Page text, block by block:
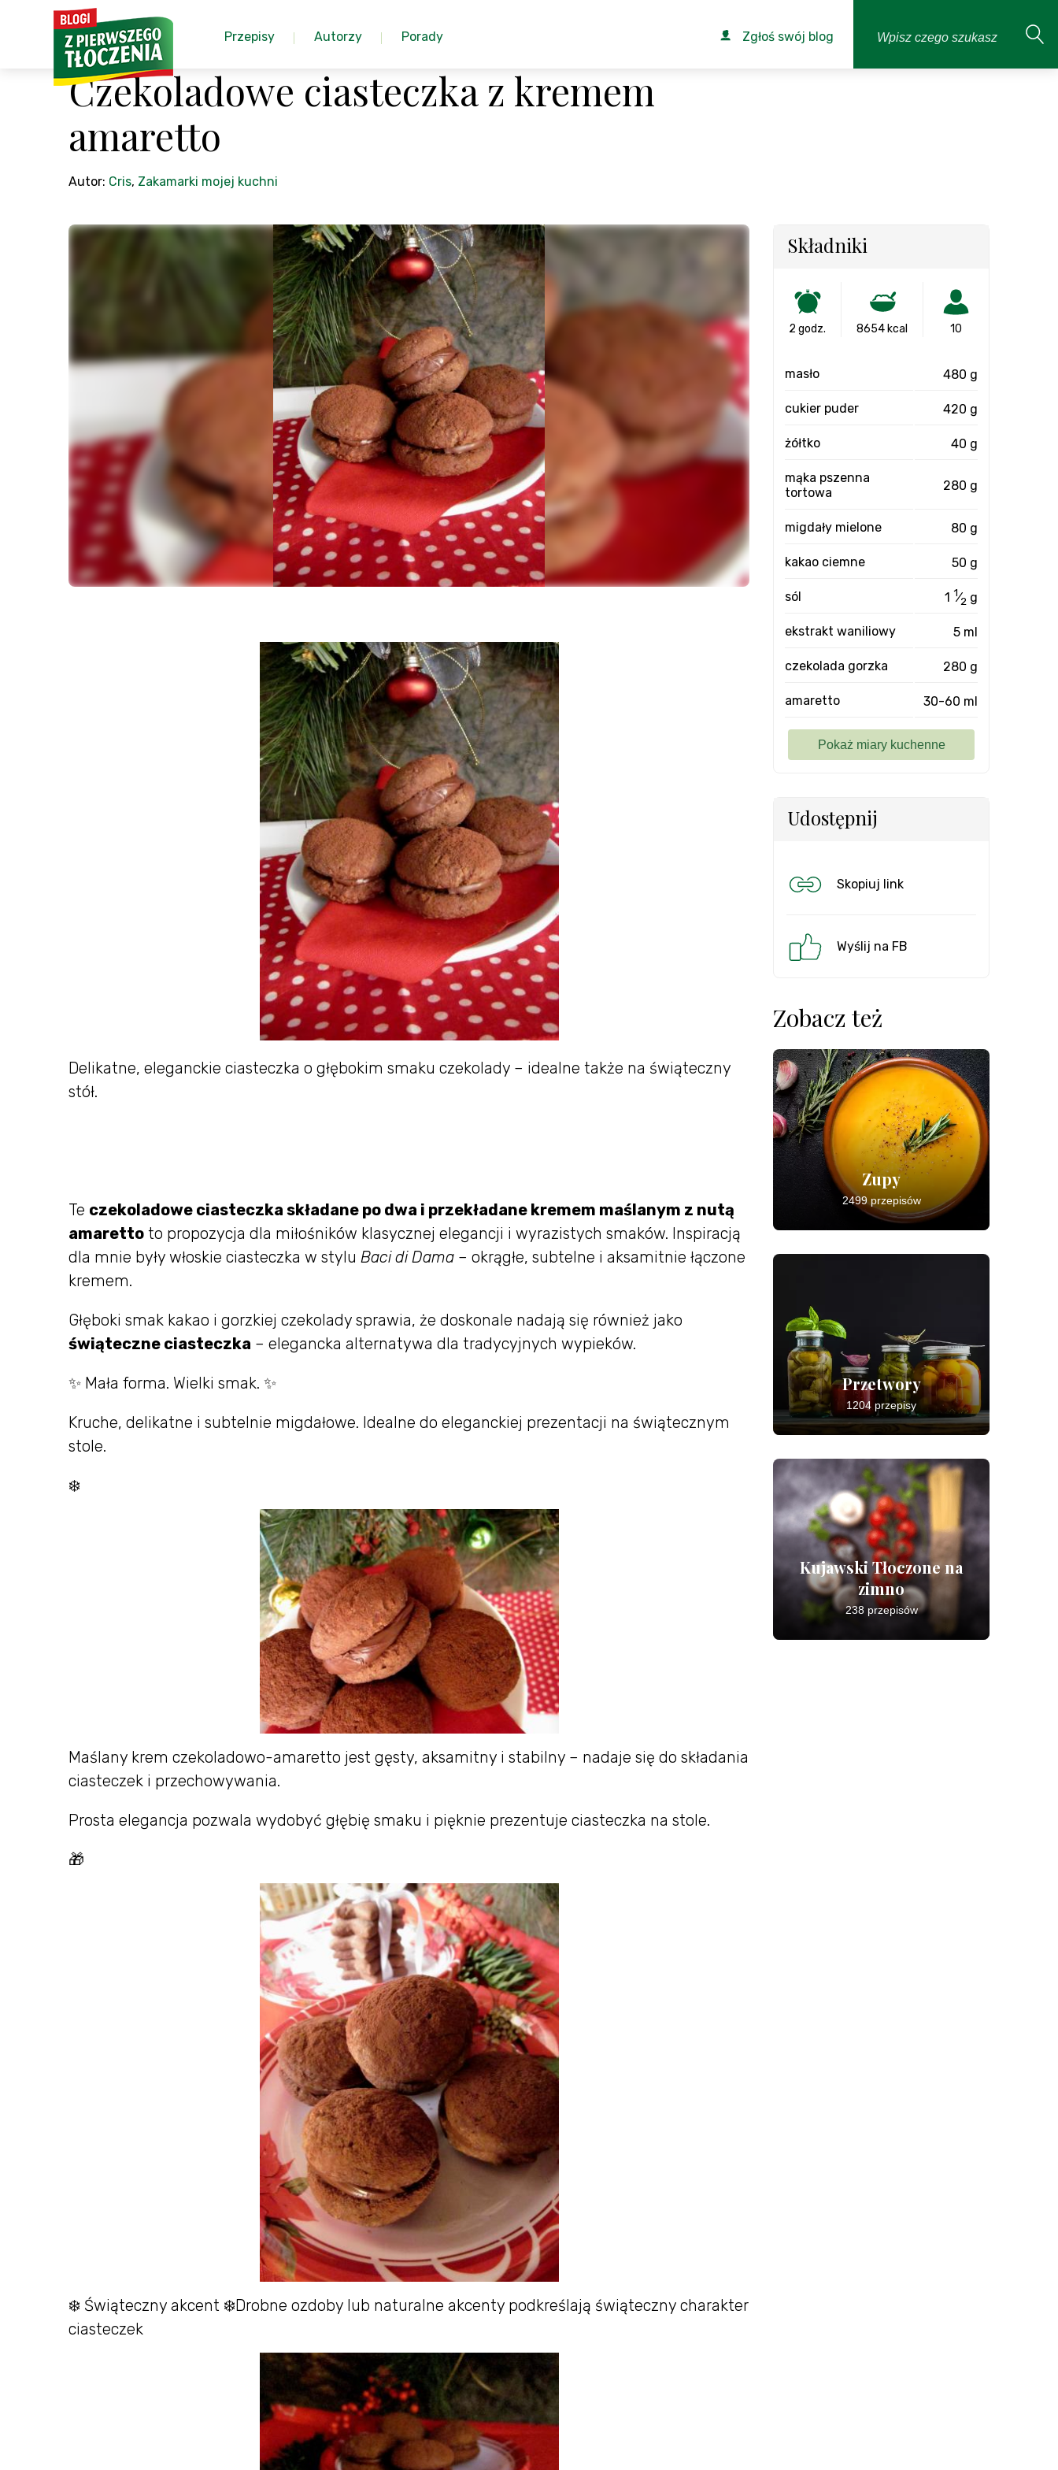
Przepisy Autorzy Porady Zgłoś swój blog
Czekoladowe ciasteczka z kremem
amaretto
Autor: Cris, Zakamarki mojej kuchni
Delikatne, eleganckie ciasteczka o głębokim smaku czekolady – idealne także na świąteczny
stół.
Te czekoladowe ciasteczka składane po dwa i przekładane kremem maślanym z nutą
amaretto to propozycja dla miłośników klasycznej elegancji i wyrazistych smaków. Inspiracją
dla mnie były włoskie ciasteczka w stylu Baci di Dama – okrągłe, subtelne i aksamitnie łączone
kremem.
Głęboki smak kakao i gorzkiej czekolady sprawia, że doskonale nadają się również jako
świąteczne ciasteczka – elegancka alternatywa dla tradycyjnych wypieków.
✨ Mała forma. Wielki smak. ✨
Kruche, delikatne i subtelnie migdałowe. Idealne do eleganckiej prezentacji na świątecznym
stole.
❄️
Maślany krem czekoladowo-amaretto jest gęsty, aksamitny i stabilny – nadaje się do składania
ciasteczek i przechowywania.
Prosta elegancja pozwala wydobyć głębię smaku i pięknie prezentuje ciasteczka na stole.
🎁
❄️ Świąteczny akcent ❄️Drobne ozdoby lub naturalne akcenty podkreślają świąteczny charakter
ciasteczek
Składniki
2 godz. 8654 kcal 10
masło 480 g
cukier puder 420 g
żółtko 40 g
mąka pszenna
tortowa
280 g
migdały mielone 80 g
kakao ciemne 50 g
sól 1 1⁄2 g
ekstrakt waniliowy 5 ml
czekolada gorzka 280 g
amaretto 30-60 ml
Udostępnij
Skopiuj link
Wyślij na FB
Zobacz też
Zupy
2499 przepisów
Przetwory
1204 przepisy
Kujawski Tłoczone na
zimno
238 przepisów